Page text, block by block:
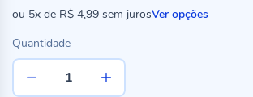
ou 5x de R$ 4,99 sem jurosVer opções
Quantidade